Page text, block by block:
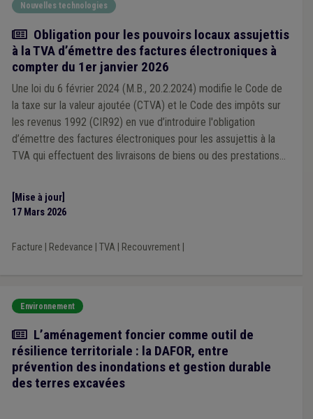
Nouvelles technologies
Actualité
Obligation pour les pouvoirs locaux assujettis
à la TVA d’émettre des factures électroniques à
compter du 1er janvier 2026
Une loi du 6 février 2024 (M.B., 20.2.2024) modifie le Code de
la taxe sur la valeur ajoutée (CTVA) et le Code des impôts sur
les revenus 1992 (CIR92) en vue d’introduire l'obligation
d’émettre des factures électroniques pour les assujettis à la
TVA qui effectuent des livraisons de biens ou des prestations
l'article 44 CTVA, à destination de clients eux-mêmes assujettis
(B2B).
[Mise à jour]
17 Mars 2026
Facture Redevance TVA Recouvrement|
Environnement
Article
L’aménagement foncier comme outil de
résilience territoriale : la DAFOR, entre
prévention des inondations et gestion durable
des terres excavées